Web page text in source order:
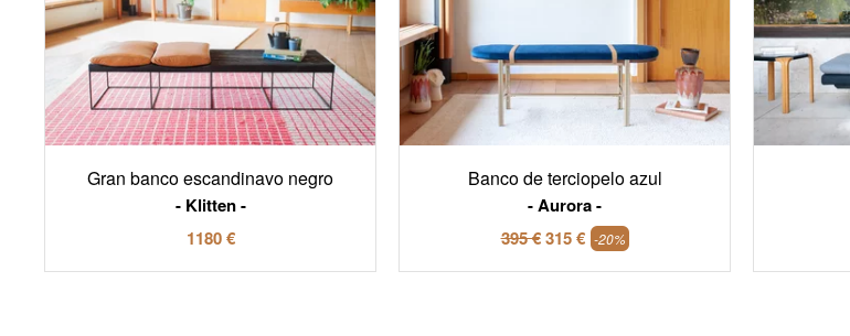
Gran banco escandinavo negro
Klitten
1180 €
Banco de terciopelo azul
Aurora
395 €315 € -20%